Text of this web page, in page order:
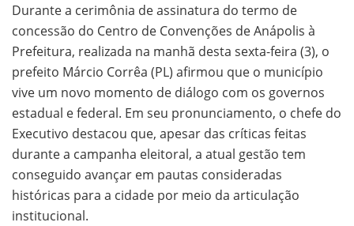
Durante a cerimônia de assinatura do termo de
concessão do Centro de Convenções de Anápolis à
Prefeitura, realizada na manhã desta sexta-feira (3), o
prefeito Márcio Corrêa (PL) afirmou que o município
vive um novo momento de diálogo com os governos
estadual e federal. Em seu pronunciamento, o chefe do
Executivo destacou que, apesar das críticas feitas
durante a campanha eleitoral, a atual gestão tem
conseguido avançar em pautas consideradas
históricas para a cidade por meio da articulação
institucional.